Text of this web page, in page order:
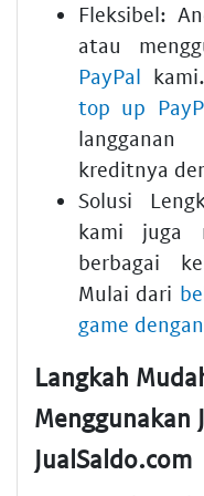
Fleksibel:
atau
PayPal
top up
kreditnya
Solusi
kami juga
berbagai
Mulai dari
game
Langkah
Menggunakan
JualSaldo.com